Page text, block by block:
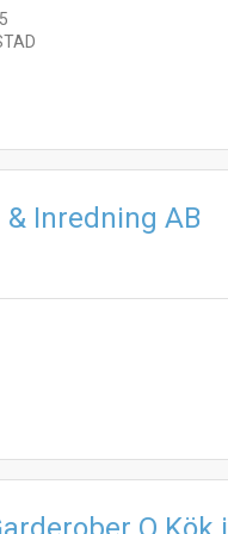
Inredning AB